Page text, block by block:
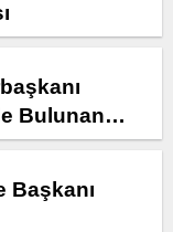
Bulunan
Başkanı